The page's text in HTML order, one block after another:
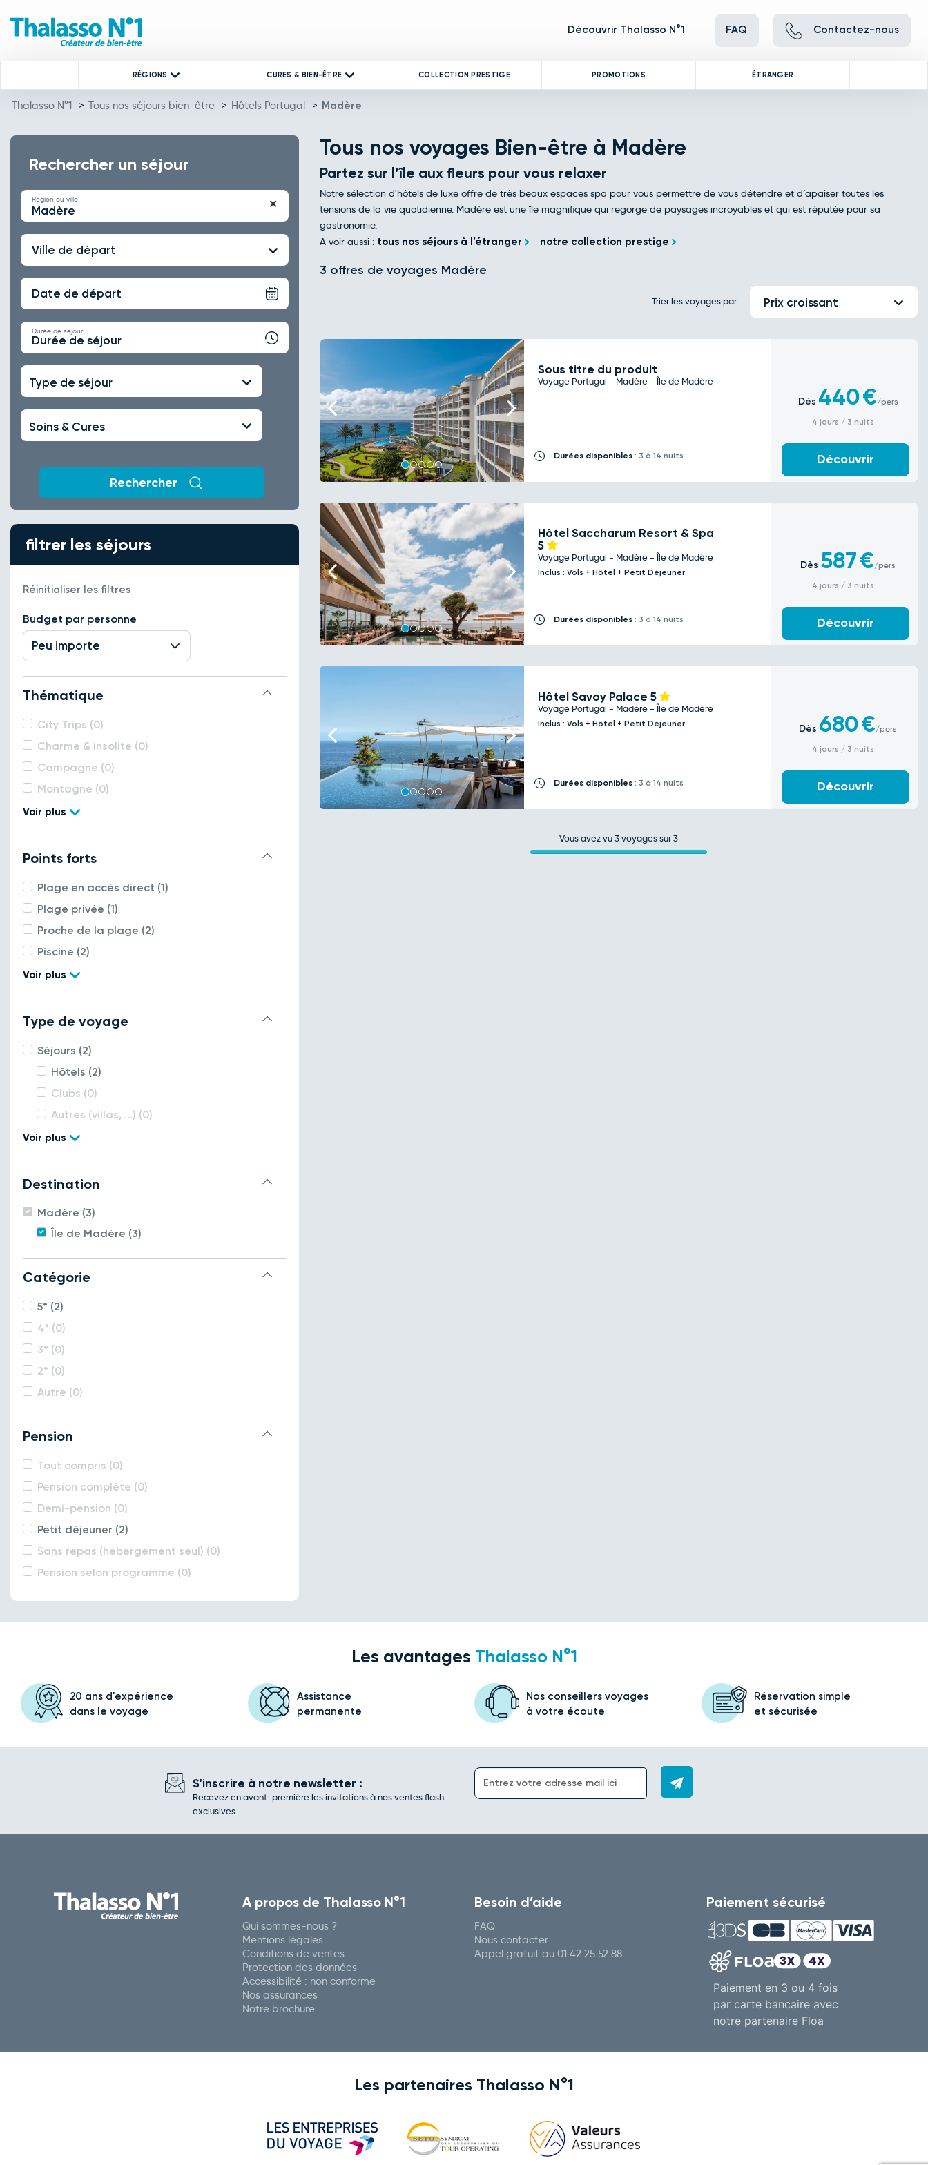
Découvrir Thalasso N°1 FAQ Contactez-nous
RÉGIONS CURES & BIEN-ÊTRE COLLECTION PRESTIGE PROMOTIONS ÉTRANGER
Thalasso N°1 > Tous nos séjours bien-être > Hôtels Portugal > Madère
Rechercher un séjour
Région ou ville
Madère ✕
Ville de départ
Durée de séjour
Durée de séjour
Type de séjour
Soins & Cures
Rechercher
filtrer les séjours
Réinitialiser les filtres
Budget par personne
Peu importe
Thématique
City Trips (0)
Charme & insolite (0)
Campagne (0)
Montagne (0)
Voir plus
Points forts
Plage en accès direct (1)
Plage privée (1)
Proche de la plage (2)
Piscine (2)
Voir plus
Type de voyage
Séjours (2)
Hôtels (2)
Clubs (0)
Autres (villas, ...) (0)
Voir plus
Destination
Madère (3)
Île de Madère (3)
Catégorie
5* (2)
4* (0)
3* (0)
2* (0)
Autre (0)
Pension
Tout compris (0)
Pension complète (0)
Demi-pension (0)
Petit déjeuner (2)
Sans repas (hébergement seul) (0)
Pension selon programme (0)
Tous nos voyages Bien-être à Madère
Partez sur l’île aux fleurs pour vous relaxer
Notre sélection d'hôtels de luxe offre de très beaux espaces spa pour vous permettre de vous détendre et d’apaiser toutes les
tensions de la vie quotidienne. Madère est une île magnifique qui regorge de paysages incroyables et qui est réputée pour sa
gastronomie.
A voir aussi : tous nos séjours à l’étranger notre collection prestige
3 offres de voyages Madère
Trier les voyages par Prix croissant
Previous Next
Sous titre du produit
Voyage Portugal - Madère - Île de Madère
Durées disponibles: 3 à 14 nuits
Dès 440€/pers
4 jours / 3 nuits
Découvrir
Previous Next
Hôtel Saccharum Resort & Spa
5
Voyage Portugal - Madère - Île de Madère
Inclus : Vols + Hôtel + Petit Déjeuner
Durées disponibles: 3 à 14 nuits
Dès 587€/pers
4 jours / 3 nuits
Découvrir
Previous Next
Hôtel Savoy Palace 5
Voyage Portugal - Madère - Île de Madère
Inclus : Vols + Hôtel + Petit Déjeuner
Durées disponibles: 3 à 14 nuits
Dès 680€/pers
4 jours / 3 nuits
Découvrir
Vous avez vu3voyages sur 3
Les avantages Thalasso N°1
20 ans d'expérience
dans le voyage
Assistance
permanente
Nos conseillers voyages
à votre écoute
Réservation simple
et sécurisée
S'inscrire à notre newsletter :
Recevez en avant-première les invitations à nos ventes flash
exclusives.
A propos de Thalasso N°1
Qui sommes-nous ?
Mentions légales
Conditions de ventes
Protection des données
Accessibilité : non conforme
Nos assurances
Notre brochure
Besoin d’aide
FAQ
Nous contacter
Appel gratuit au 01 42 25 52 88
Paiement sécurisé
Paiement en 3 ou 4 fois
par carte bancaire avec
notre partenaire Floa
Les partenaires Thalasso N°1